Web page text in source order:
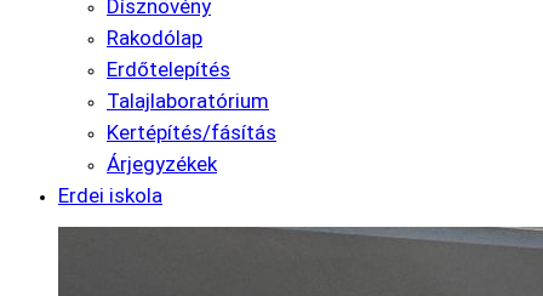
Dísznövény
Rakodólap
Erdőtelepítés
Talajlaboratórium
Kertépítés/fásítás
Árjegyzékek
Erdei iskola